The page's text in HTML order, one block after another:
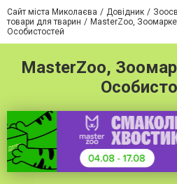
Сайт міста Миколаєва Довідник
товари для тварин
MasterZoo,
Особистостей
MasterZoo,